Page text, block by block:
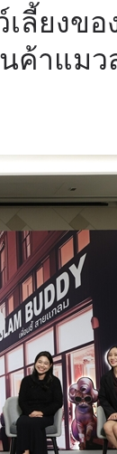
ลี้ยงข
ค้าแม